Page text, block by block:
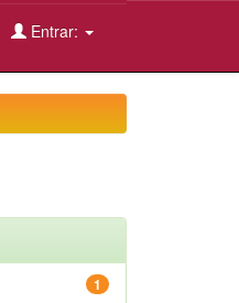
Entrar:
1